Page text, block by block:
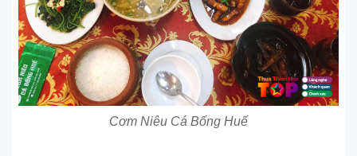
Cơm Niêu Cá Bống Huế